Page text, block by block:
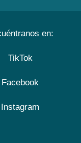
en:
TikTok
Facebook
Instagram